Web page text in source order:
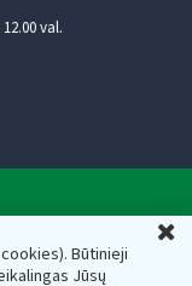
Būtinieji
Jūsų
val.
Lietuvos